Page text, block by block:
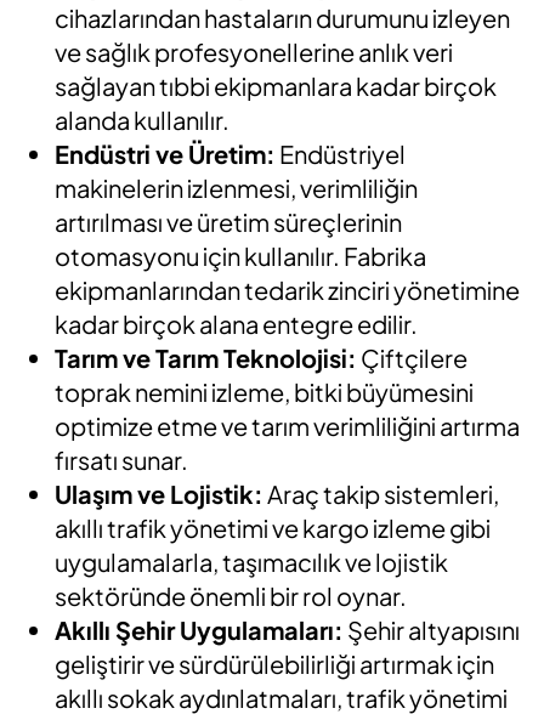
cihazlarından hastaların durumunu izleyen
ve sağlık profesyonellerine anlık veri
sağlayan tıbbi ekipmanlara kadar birçok
alanda kullanılır.
Endüstri ve Üretim: Endüstriyel
makinelerin izlenmesi, verimliliğin
artırılması ve üretim süreçlerinin
otomasyonu için kullanılır. Fabrika
ekipmanlarından tedarik zinciri yönetimine
kadar birçok alana entegre edilir.
Tarım ve Tarım Teknolojisi: Çiftçilere
toprak nemini izleme, bitki büyümesini
optimize etme ve tarım verimliliğini artırma
fırsatı sunar.
Ulaşım ve Lojistik: Araç takip sistemleri,
akıllı trafik yönetimi ve kargo izleme gibi
uygulamalarla, taşımacılık ve lojistik
sektöründe önemli bir rol oynar.
Akıllı Şehir Uygulamaları: Şehir altyapısını
geliştirir ve sürdürülebilirliği artırmak için
akıllı sokak aydınlatmaları, trafik yönetimi